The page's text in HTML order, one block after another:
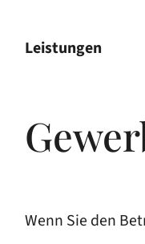
Leistungen
Wenn Sie den